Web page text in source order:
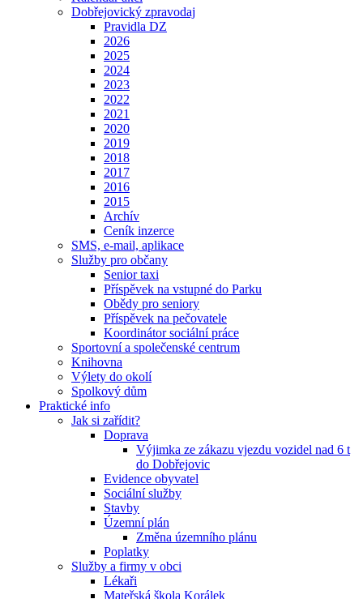
Dobřejovický zpravodaj
Pravidla DZ
2026
2025
2024
2023
2022
2021
2020
2019
2018
2017
2016
2015
Archív
Ceník inzerce
SMS, e-mail, aplikace
Služby pro občany
Senior taxi
Příspěvek na vstupné do Parku
Obědy pro seniory
Příspěvek na pečovatele
Koordinátor sociální práce
Sportovní a společenské centrum
Knihovna
Výlety do okolí
Spolkový dům
Praktické info
Jak si zařídit?
Doprava
Výjimka ze zákazu vjezdu vozidel nad 6 t
do Dobřejovic
Evidence obyvatel
Sociální služby
Stavby
Územní plán
Změna územního plánu
Poplatky
Služby a firmy v obci
Lékaři
Mateřská škola Korálek